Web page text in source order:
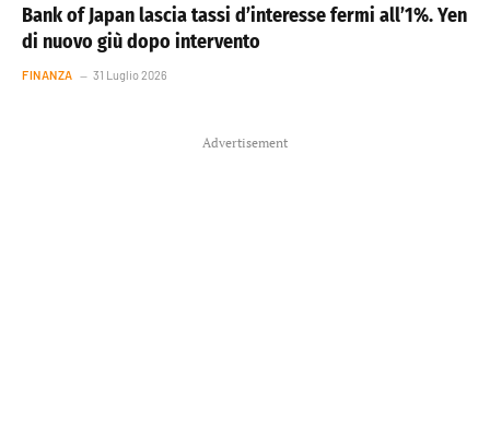
Bank of Japan lascia tassi d’interesse fermi all’1%. Yen
di nuovo giù dopo intervento
FINANZA 31 Luglio 2026
Advertisement